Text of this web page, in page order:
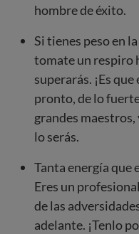
hombre de éxito.
Si tienes peso en
tomate un respiro
superarás. ¡Es
pronto, de lo
grandes
lo serás.
Tanta energía que
Eres un
de las
adelante. ¡Tenlo